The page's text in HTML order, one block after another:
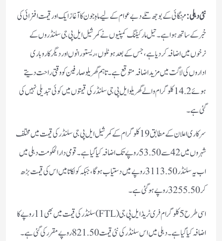
نئی دہلی:مہنگائی کے بوجھ تلے دبے عوام کے لیے ماہِ جون کا آغاز ایک اور قیمت افزائی کی
خبر کے ساتھ ہوا ہے۔ تیل مارکیٹنگ کمپنیوں نے کمرشیل ایل پی جی سلنڈروں کے
نرخوں میں اضافہ کر دیا ہے، جس کے بعد ہوٹلوں، ریستورانوں اور دیگر کاروباری
اداروں کی لاگت میں مزید اضافہ متوقع ہے۔ تاہم گھریلو صارفین کو وقتی راحت دیتے
ہوئے 14.2 کلوگرام والے گھریلو ایل پی جی سلنڈر کی قیمتوں میں کوئی تبدیلی نہیں کی
گئی ہے۔
سرکاری اعلان کے مطابق 19 کلوگرام کے کمرشیل ایل پی جی سلنڈر کی قیمت میں مختلف
شہروں میں 42 سے 53.50 روپے تک اضافہ کیا گیا ہے۔ قومی دارالحکومت دہلی میں
اب یہ سلنڈر 3113.50 روپے میں دستیاب ہوگا، جبکہ کولکاتا میں اس کی قیمت بڑھ
کر 3255.50 روپے ہو گئی ہے۔
اسی طرح 5 کلوگرام فری ٹریڈ ایل پی جی (FTL) سلنڈر کی قیمت میں بھی 11 روپے کا
اضافہ کیا گیا ہے۔ دہلی میں اس سلنڈر کی نئی قیمت 821.50 روپے مقرر کی گئی ہے۔